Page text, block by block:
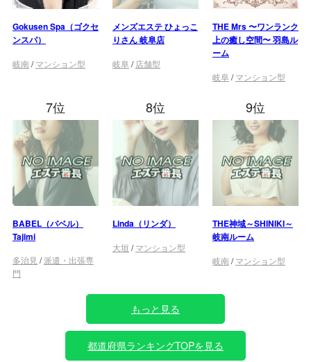
Gokusen Spa（ゴクセ
ンスパ）
岐南 /マンション型
メンズエステ ひょっこ
りさん 岐阜店
岐阜/ 店舗型
THE Mrs 〜ワンランク
上の癒し空間〜 羽島ル
ーム
岐阜/マンション型
7位
BABEL（バベル）
Tajimi
多治見 /派遣・出張専
門
8位
Linda（リンダ）
大垣 /マンション型
9位
THE神域～SHINIKI～
岐南ルーム
岐南 /マンション型
もっと見る
都道府県ランキングTOPを見る